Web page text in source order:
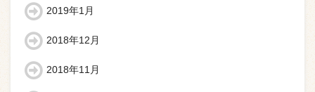
2019年1月
2018年12月
2018年11月